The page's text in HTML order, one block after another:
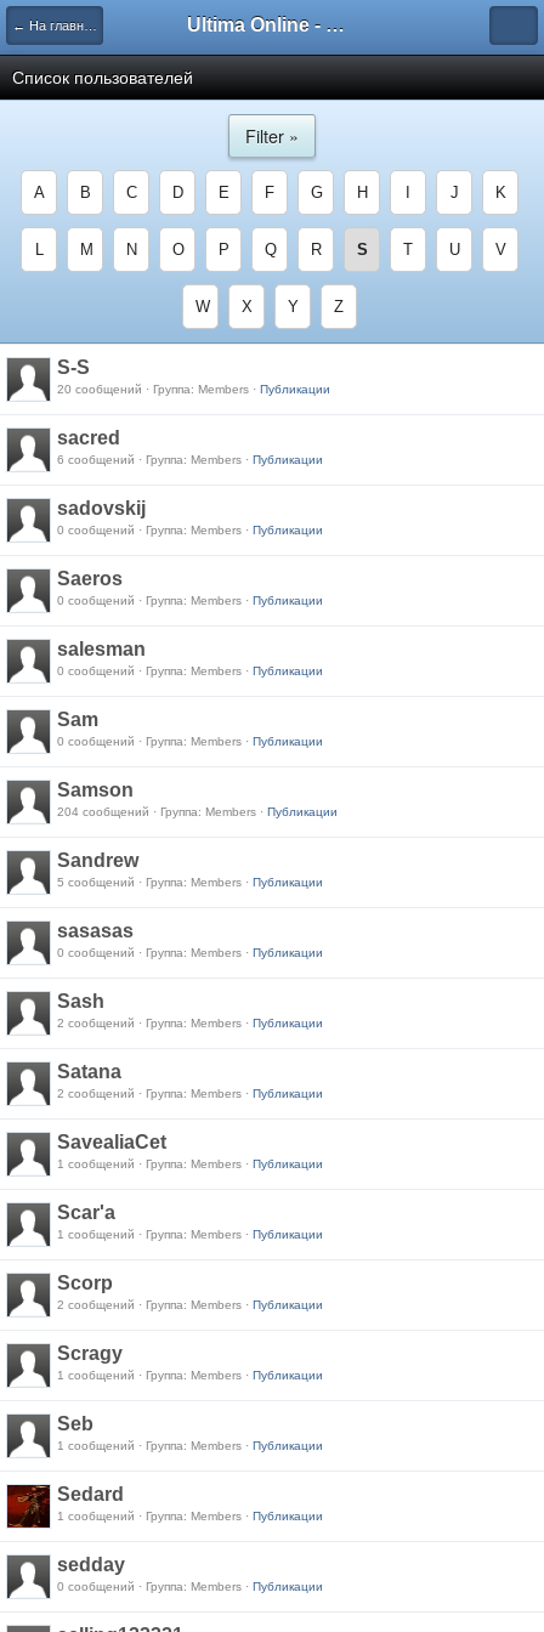
← На главную Ultima Online - Форум Русского сообщества игры
Список пользователей
Filter »
A B C D E F G H J K
L M N O P Q R S T U V
W X Y Z
S-S
20 сообщений · Группа: Members · Публикации
sacred
6 сообщений · Группа: Members · Публикации
sadovskij
0 сообщений · Группа: Members · Публикации
Saeros
0 сообщений · Группа: Members · Публикации
salesman
0 сообщений · Группа: Members · Публикации
Sam
0 сообщений · Группа: Members · Публикации
Samson
204 сообщений · Группа: Members · Публикации
Sandrew
5 сообщений · Группа: Members · Публикации
sasasas
0 сообщений · Группа: Members · Публикации
Sash
2 сообщений · Группа: Members · Публикации
Satana
2 сообщений · Группа: Members · Публикации
SavealiaCet
1 сообщений · Группа: Members · Публикации
Scar'a
1 сообщений · Группа: Members · Публикации
Scorp
2 сообщений · Группа: Members · Публикации
Scragy
1 сообщений · Группа: Members · Публикации
Seb
1 сообщений · Группа: Members · Публикации
Sedard
1 сообщений · Группа: Members · Публикации
sedday
0 сообщений · Группа: Members · Публикации